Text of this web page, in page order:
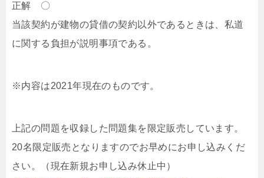
正解 〇
当該契約が建物の貸借の契約以外であるときは、私道
に関する負担が説明事項である。
※内容は2021年現在のものです。
上記の問題を収録した問題集を限定販売しています。
20名限定販売となりますのでお早めにお申し込みくだ
さい。（現在新規お申し込み休止中）